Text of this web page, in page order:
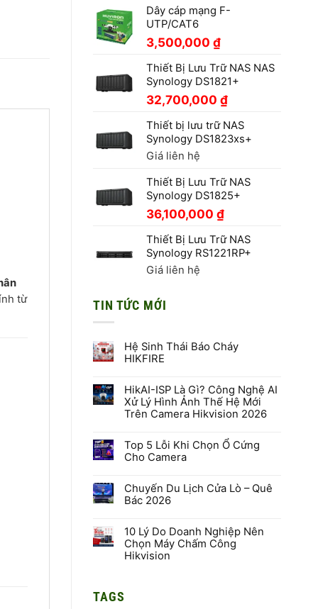
Dây cáp mạng F-
UTP/CAT6
3,500,000 ₫
Thiết Bị Lưu Trữ NAS NAS
Synology DS1821+
32,700,000 ₫
Thiết bị lưu trữ NAS
Synology DS1823xs+
Giá liên hệ
Thiết Bị Lưu Trữ NAS
Synology DS1825+
36,100,000 ₫
Thiết Bị Lưu Trữ NAS
Synology RS1221RP+
Giá liên hệ
TIN TỨC MỚI
Hệ Sinh Thái Báo Cháy
HIKFIRE
bình
luận
ở
Hệ
Báo
Cháy
HIKFIRE
HikAI-ISP Là Gì? Công Nghệ AI
Xử Lý Hình Ảnh Thế Hệ Mới
Trên Camera Hikvision 2026
bình
luận
ở
Là
Gì?
Công
Xử
Lý
Hình
Ảnh
Camera
Top 5 Lỗi Khi Chọn Ổ Cứng
Cho Camera
bình
luận
ở
Lỗi
Khi
Chọn
Ổ
Chuyến Du Lịch Cửa Lò – Quê
Bác 2026
bình
luận
ở
Chuyến
–
10 Lý Do Doanh Nghiệp Nên
Chọn Máy Chấm Công
Hikvision
ở
TAGS
từ